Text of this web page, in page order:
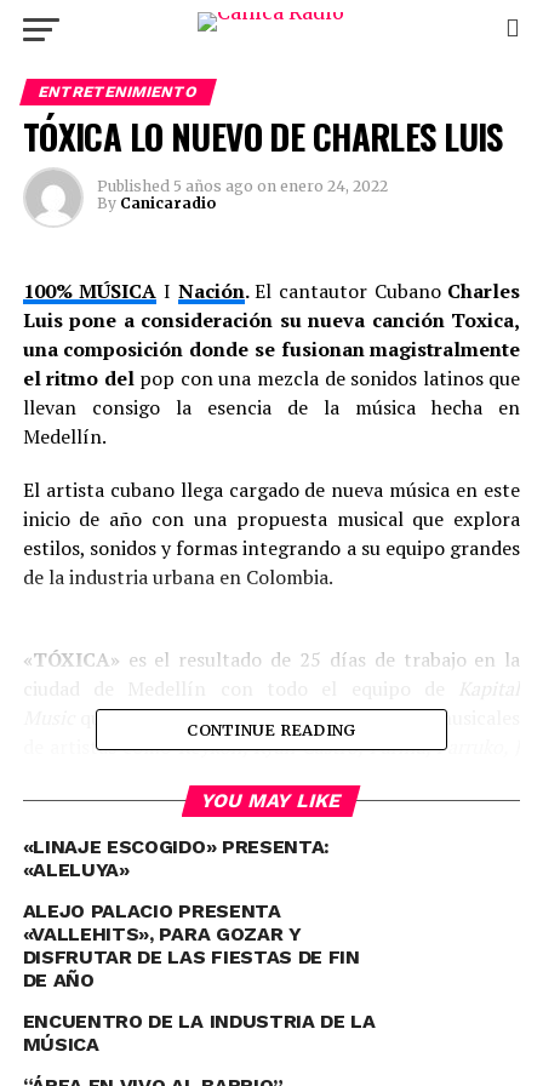
ENTRETENIMIENTO
TÓXICA LO NUEVO DE CHARLES LUIS
Published 5 años ago on enero 24, 2022
By Canicaradio
100% MÚSICA I Nación.El cantautor Cubano Charles
Luispone a consideración su nueva canciónToxica,
una composición donde se fusionan magistralmente
el ritmo del pop con una mezcla de sonidos latinos que
llevan consigo la esencia de la música hecha en
Medellín.
El artista cubano llega cargado de nueva música en este
inicio de año con una propuesta musical que explora
estilos, sonidos y formas integrando a su equipo grandes
de la industria urbana en Colombia.
«TÓXICA» es el resultado de 25 días de trabajo en la
quienes han estado detrás de los éxitos musicales
de artistas comoReykon, Ryan Castro, Farina, Farruko, J
momento«Poblado»y«Poblado Remix».
CONTINUE READING
YOU MAY LIKE
«LINAJE ESCOGIDO» PRESENTA:
«ALELUYA»
ALEJO PALACIO PRESENTA
«VALLEHITS», PARA GOZAR Y
DISFRUTAR DE LAS FIESTAS DE FIN
DE AÑO
ENCUENTRO DE LA INDUSTRIA DE LA
MÚSICA